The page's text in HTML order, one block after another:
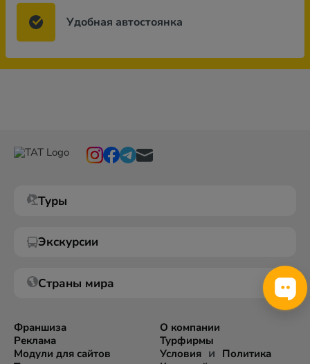
Удобная автостоянка
Туры
Экскурсии
Страны мира
Франшиза
Реклама
Модули для сайтов
О компании
Турфирмы
Условияи Политика